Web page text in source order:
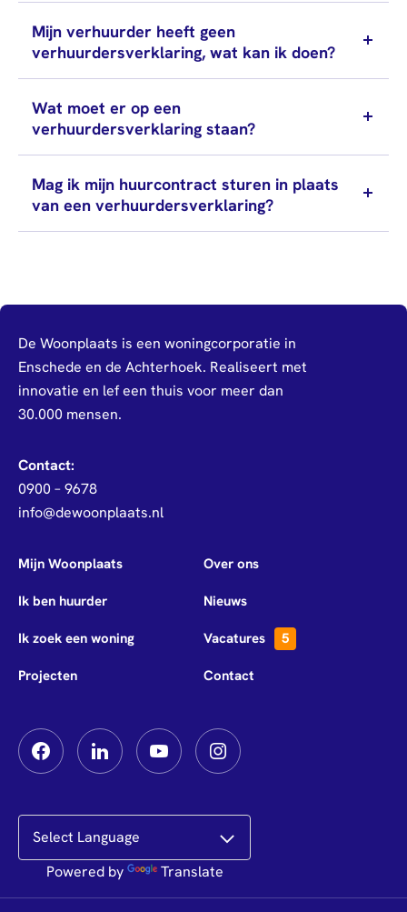
Over ons
Wie
wij
zijn
Nieuws
Governance
Visitatie
Stakeholdersbeleid
Werken bij
vacatures
Over
Stage &
Mijn Woonplaats
Mijn verhuurder heeft geen
verhuurdersverklaring, wat kan ik doen?
Wat moet er op een
verhuurdersverklaring staan?
Mag ik mijn huurcontract sturen in plaats
van een verhuurdersverklaring?
De Woonplaats is een woningcorporatie in
Enschede en de Achterhoek. Realiseert met
innovatie en lef een thuis voor meer dan
30.000 mensen.
Contact:
0900 – 9678
info@dewoonplaats.nl
Mijn Woonplaats Over ons
Ik ben huurder Nieuws
Ik zoek een woning Vacatures 5
Projecten Contact
Powered by Translate